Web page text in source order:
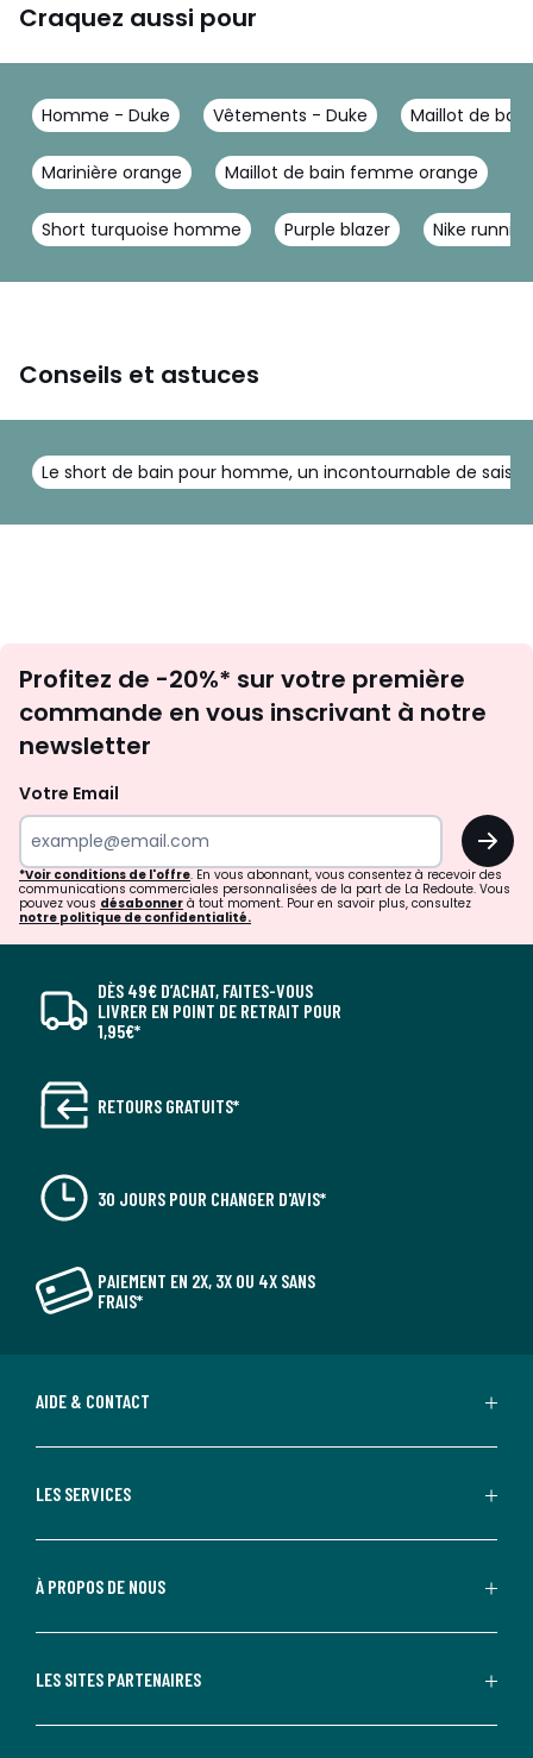
Craquez aussi pour
Homme - Duke Vêtements - Duke Maillot de
Marinière orange Maillot de bain femme orange
Short turquoise homme Purple blazer Nike
Conseils et astuces
Le short de bain pour homme, un incontournable de saison
newsletter
Profitez de -20%* sur votre première
commande en vous inscrivant à notre
newsletter
Votre Email
OK
*Voir conditions de l'offre. En vous abonnant, vous consentez à recevoir des
communications commerciales personnalisées de la part de La Redoute. Vous
pouvez vous désabonner à tout moment. Pour en savoir plus, consultez
notre politique de confidentialité.
DÈS 49€ D’ACHAT, FAITES-VOUS
LIVRER EN POINT DE RETRAIT POUR
1,95€*
RETOURS GRATUITS*
30 JOURS POUR CHANGER D'AVIS*
PAIEMENT EN 2X, 3X OU 4X SANS
FRAIS*
AIDE & CONTACT
LES SERVICES
À PROPOS DE NOUS
LES SITES PARTENAIRES